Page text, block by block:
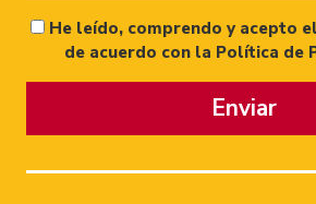
He leído, comprendo y acepto
de acuerdo con la Política de
Enviar